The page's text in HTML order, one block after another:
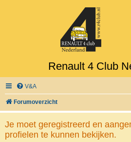
Renault 4 Club
V&A
Forumoverzicht
Je moet geregistreerd en
profielen te kunnen bekijken.